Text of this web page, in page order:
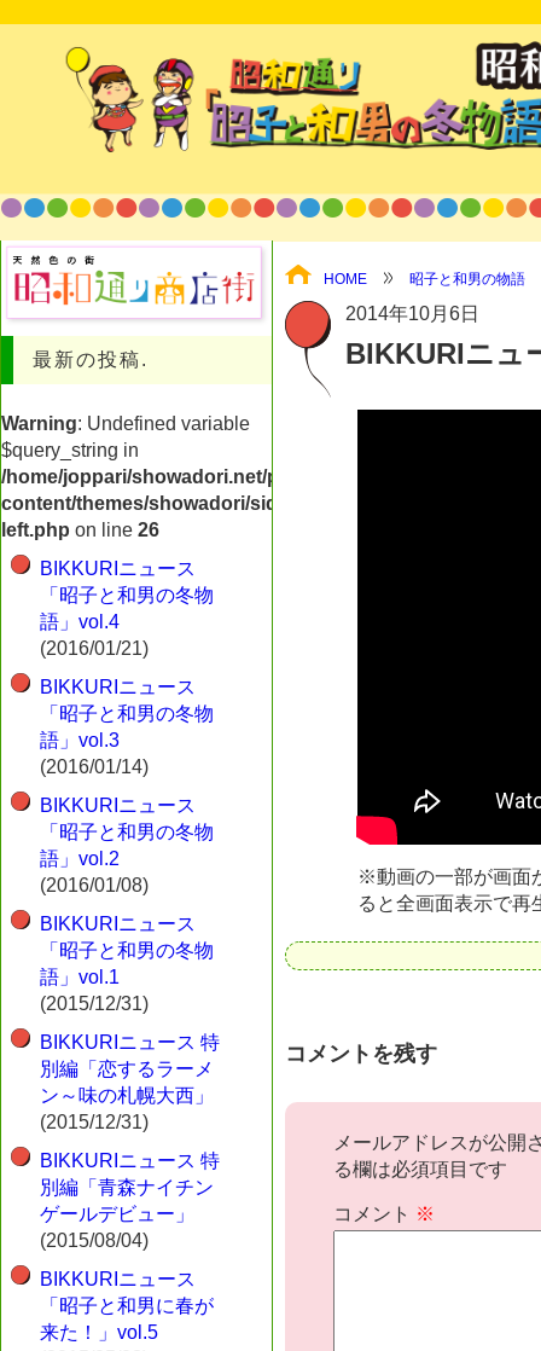
最新の投稿.
Warning: Undefined variable
$query_string in
/home/joppari/showadori.net/public_html/shop/wp-
content/themes/showadori/sidebar-
left.php on line 26
BIKKURIニュース
「昭子と和男の冬物
語」vol.4
(2016/01/21)
BIKKURIニュース
「昭子と和男の冬物
語」vol.3
(2016/01/14)
BIKKURIニュース
「昭子と和男の冬物
語」vol.2
(2016/01/08)
BIKKURIニュース
「昭子と和男の冬物
語」vol.1
(2015/12/31)
BIKKURIニュース 特
別編「恋するラーメ
ン～味の札幌大西」
(2015/12/31)
BIKKURIニュース 特
別編「青森ナイチン
ゲールデビュー」
(2015/08/04)
BIKKURIニュース
「昭子と和男に春が
来た！」vol.5
HOME 昭子と和男の物語
2014年10月6日
BIKKURIニュ
※動画の一部が画面
ると全画面表示で再
コメントを残す
メールアドレスが公開
る欄は必須項目です
コメント ※